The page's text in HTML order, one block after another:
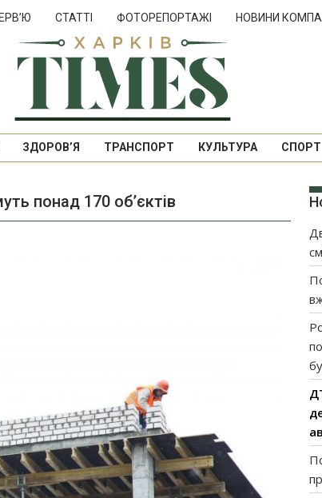
СТАТТІ ФОТОРЕПОРТАЖІ НОВИНИ
ЗДОРОВ’Я ТРАНСПОРТ КУЛЬТУРА СПОРТ
понад 170 об’єктів